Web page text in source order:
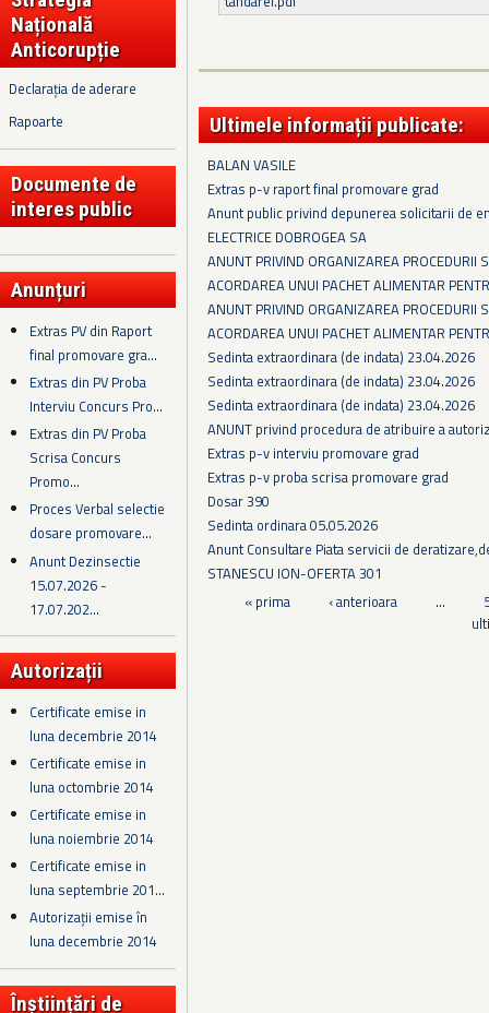
Națională
Anticorupție
Declarația de aderare
Rapoarte
Documente de
interes public
Anunțuri
Extras PV din Raport
final promovare gra...
Extras din PV Proba
Interviu Concurs Pro...
Extras din PV Proba
Scrisa Concurs
Promo...
Proces Verbal selectie
dosare promovare...
Anunt Dezinsectie
15.07.2026 -
17.07.202...
Autorizații
Certificate emise in
luna decembrie 2014
Certificate emise in
luna octombrie 2014
Certificate emise in
luna noiembrie 2014
Certificate emise in
luna septembrie 201...
Autorizații emise în
luna decembrie 2014
Înștiințări de
Ultimele informații publicate:
BALAN VASILE
Extras p-v raport final promovare grad
Anunt public privind depunerea solicitarii de
ELECTRICE DOBROGEA SA
ANUNT PRIVIND ORGANIZAREA PROCEDURII
ACORDAREA UNUI PACHET ALIMENTAR
ANUNT PRIVIND ORGANIZAREA PROCEDURII
ACORDAREA UNUI PACHET ALIMENTAR
Sedinta extraordinara (de indata) 23.04.2026
Sedinta extraordinara (de indata) 23.04.2026
Sedinta extraordinara (de indata) 23.04.2026
ANUNT privind procedura de atribuire a
Extras p-v interviu promovare grad
Extras p-v proba scrisa promovare grad
Dosar 390
Sedinta ordinara 05.05.2026
Anunt Consultare Piata servicii de
STANESCU ION-OFERTA 301
Pagini
« prima ‹ anterioara …